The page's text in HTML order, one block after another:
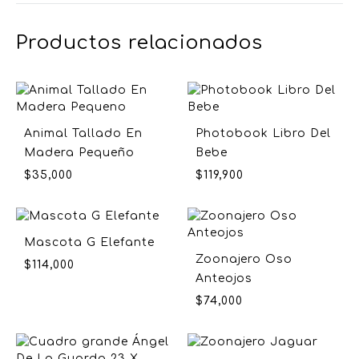
Productos relacionados
Animal Tallado En
Madera Pequeño
$35,000
Photobook Libro Del
Bebe
$119,900
Mascota G Elefante
$114,000
Zoonajero Oso
Anteojos
$ 74,000